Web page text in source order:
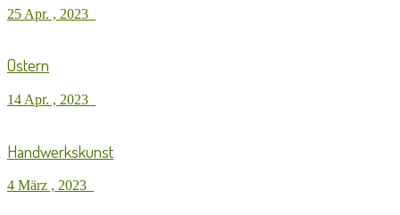
25 Apr. , 2023
Ostern
14 Apr. , 2023
Handwerkskunst
4 März , 2023